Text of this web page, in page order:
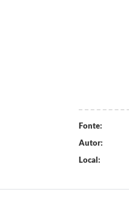
Fonte:
Autor:
Local: